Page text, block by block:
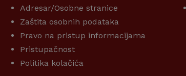
Adresar/Osobne stranice
Zaštita osobnih podataka
Pravo na pristup informacijama
Pristupačnost
Politika kolačića